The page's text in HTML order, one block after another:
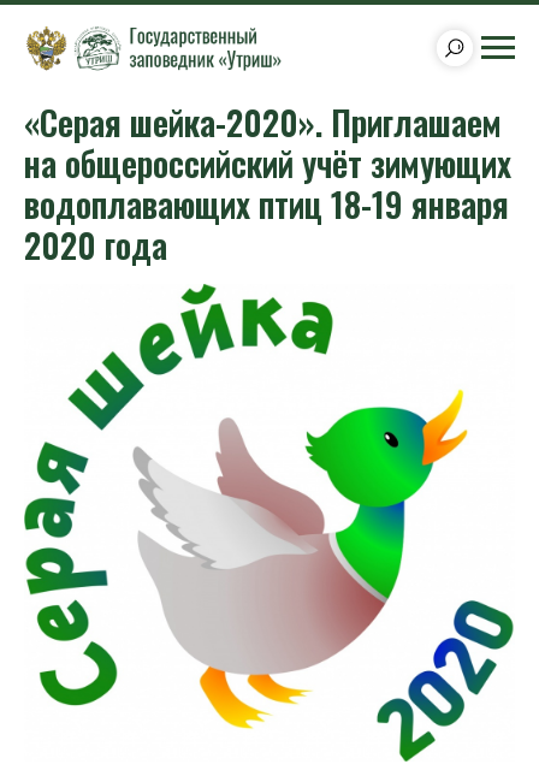
«Серая шейка-2020». Приглашаем
на общероссийский учёт зимующих
водоплавающих птиц 18-19 января
2020 года